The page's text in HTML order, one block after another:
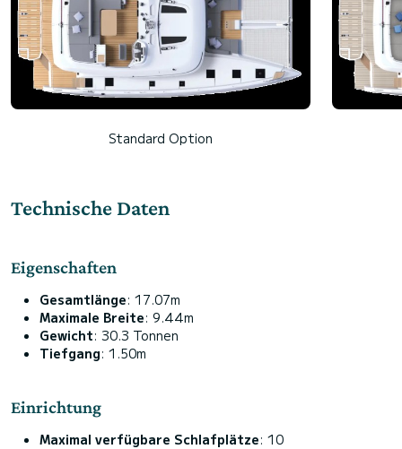
Standard Option
Technische Daten
Eigenschaften
Gesamtlänge: 17.07m
Maximale Breite: 9.44m
Gewicht: 30.3 Tonnen
Tiefgang: 1.50m
Einrichtung
Maximal verfügbare Schlafplätze: 10